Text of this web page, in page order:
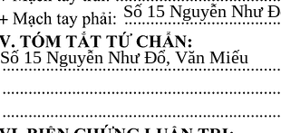
Số 15 Nguyễn Như
Số 15 Nguyễn Như Đổ, Văn Miếu​​​​